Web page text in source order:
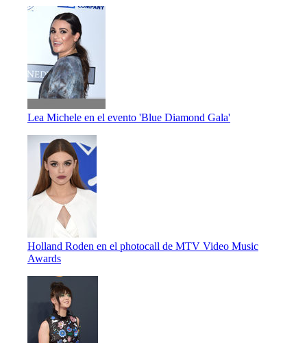
Lea Michele en el evento 'Blue Diamond Gala'
Holland Roden en el photocall de MTV Video Music
Awards